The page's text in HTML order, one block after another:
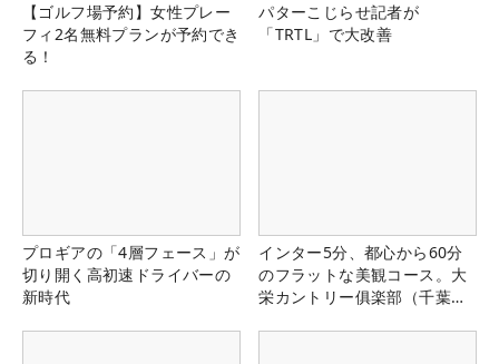
【ゴルフ場予約】女性プレー
フィ2名無料プランが予約でき
る！
パターこじらせ記者が
「TRTL」で大改善
プロギアの「4層フェース」が
切り開く高初速ドライバーの
新時代
インター5分、都心から60分
のフラットな美観コース。大
栄カントリー俱楽部（千葉